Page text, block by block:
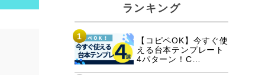
ランキング
1
【コピペOK】今すぐ使
える台本テンプレート
4パターン！C…